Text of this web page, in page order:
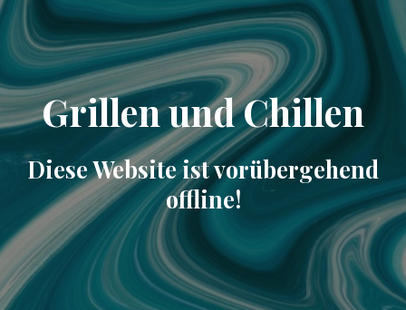
Grillen und Chillen
Diese Website ist vorübergehend
offline!